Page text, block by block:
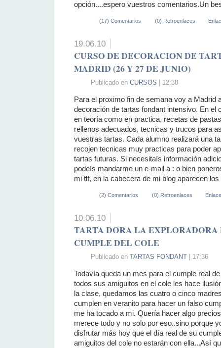
opción....espero vuestros comentarios.Un
(17) Comentarios (0) Retroenlaces
19.06.10
CURSO DE DECORACION DE
MADRID (26 Y 27 DE JUNIO)
Publicado en CURSOS | 12:38
Para el proximo fin de semana voy a Madrid
decoración de tartas fondant intensivo. En el
en teoría como en practica, recetas de
rellenos adecuados, tecnicas y trucos para
vuestras tartas. Cada alumno realizará una
recojen tecnicas muy practicas para poder
tartas futuras. Si necesitaís información
podeís mandarme un e-mail a : o bien
mi tlf, en la cabecera de mi blog aparecen
(2) Comentarios (0) Retroenlaces Enlace
10.06.10
TARTA DORA LA EXPLORADORA
CUMPLE DEL COLE
Publicado en TARTAS FONDANT| 17:36
Todavía queda un mes para el cumple real
todos sus amiguitos en el cole les hace
la clase, quedamos las cuatro o cinco
cumplen en veranito para hacer un falso
me ha tocado a mi. Quería hacer algo
merece todo y no solo por eso..sino porque
disfrutar más hoy que el día real de su
amiguitos del cole no estarán con ella...Así